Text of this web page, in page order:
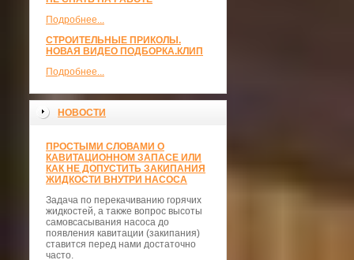
Подробнее...
СТРОИТЕЛЬНЫЕ ПРИКОЛЫ.
НОВАЯ ВИДЕО ПОДБОРКА.КЛИП
Подробнее...
НОВОСТИ
ПРОСТЫМИ СЛОВАМИ О
КАВИТАЦИОННОМ ЗАПАСЕ ИЛИ
КАК НЕ ДОПУСТИТЬ ЗАКИПАНИЯ
ЖИДКОСТИ ВНУТРИ НАСОСА
Задача по перекачиванию горячих
жидкостей, а также вопрос высоты
самовсасывания насоса до
появления кавитации (закипания)
ставится перед нами достаточно
часто.